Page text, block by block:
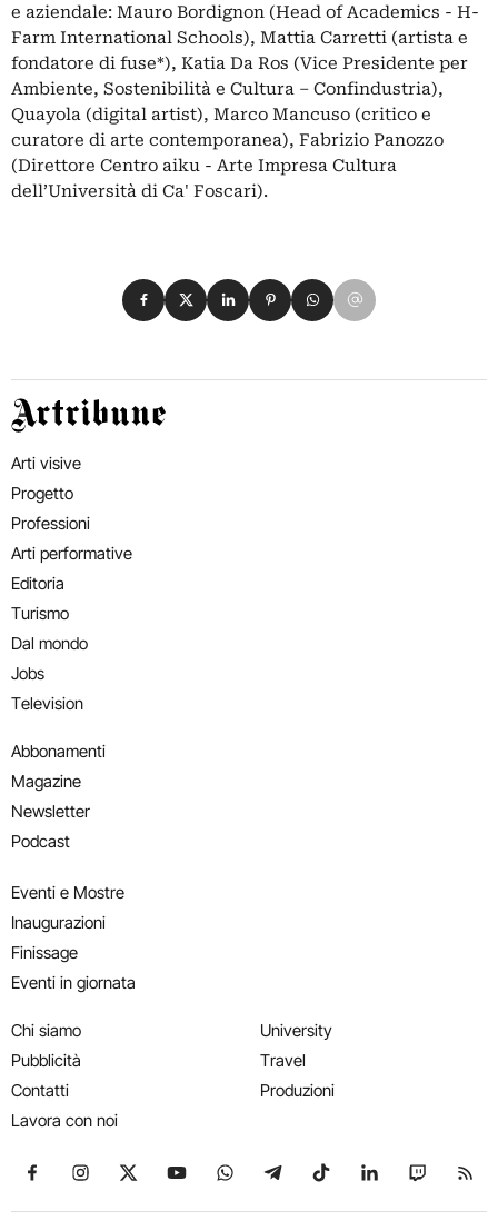
e aziendale: Mauro Bordignon (Head of Academics - H-
Farm International Schools), Mattia Carretti (artista e
fondatore di fuse*), Katia Da Ros (Vice Presidente per
Ambiente, Sostenibilità e Cultura – Confindustria),
Quayola (digital artist), Marco Mancuso (critico e
curatore di arte contemporanea), Fabrizio Panozzo
(Direttore Centro aiku - Arte Impresa Cultura
dell’Università di Ca' Foscari).
Condividi su Facebook
Condividi su X
Condividi su LinkedIn
Condividi su Pinterest
Condividi su WhatsApp
Condividi su Email
Artribune
Arti visive
Progetto
Professioni
Arti performative
Editoria
Turismo
Dal mondo
Jobs
Television
Abbonamenti
Magazine
Newsletter
Podcast
Eventi e Mostre
Inaugurazioni
Finissage
Eventi in giornata
Chi siamo
Pubblicità
Contatti
Lavora con noi
University
Travel
Produzioni
Seguici su Facebook
Seguici su Instagram
Seguici su X
Seguici su YouTube
Seguici su WhatsApp
Seguici su Telegram
Seguici su TikTok
Seguici su
Seguici